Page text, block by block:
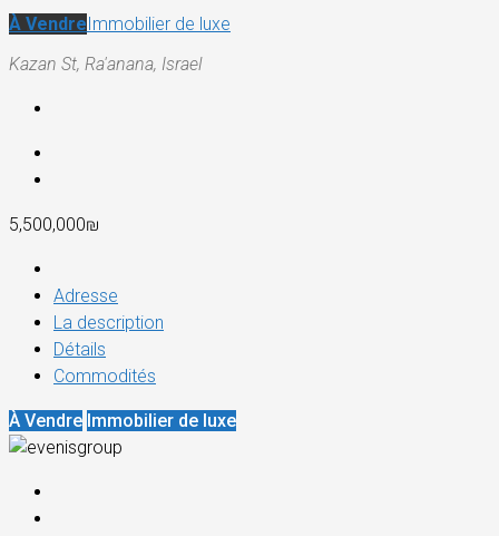
À VendreImmobilier de luxe
Kazan St, Ra'anana, Israel
5,500,000₪
Adresse
La description
Détails
Commodités
À Vendre Immobilier de luxe